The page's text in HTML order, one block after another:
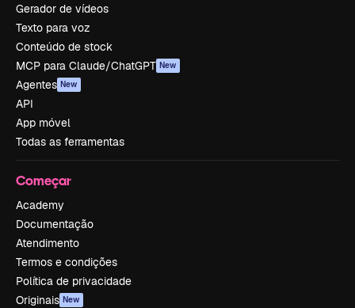
Gerador de vídeos
Texto para voz
Conteúdo de stock
MCP para Claude/ChatGPT New
Agentes New
API
App móvel
Todas as ferramentas
Começar
Academy
Documentação
Atendimento
Termos e condições
Política de privacidade
Originais New